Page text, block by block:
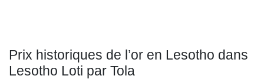
Prix historiques de l’or en Lesotho dans
Lesotho Loti par Tola